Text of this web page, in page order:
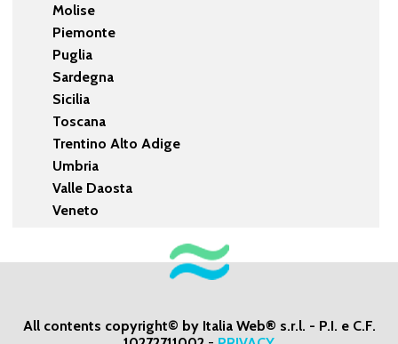
Molise
Piemonte
Puglia
Sardegna
Sicilia
Toscana
Trentino Alto Adige
Umbria
Valle Daosta
Veneto
All contents copyright© by Italia Web® s.r.l. - P.I. e C.F.